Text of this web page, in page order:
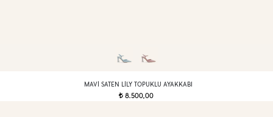
MAVI SATEN LILY TOPUKLU AYAKKABI
t8.500,00